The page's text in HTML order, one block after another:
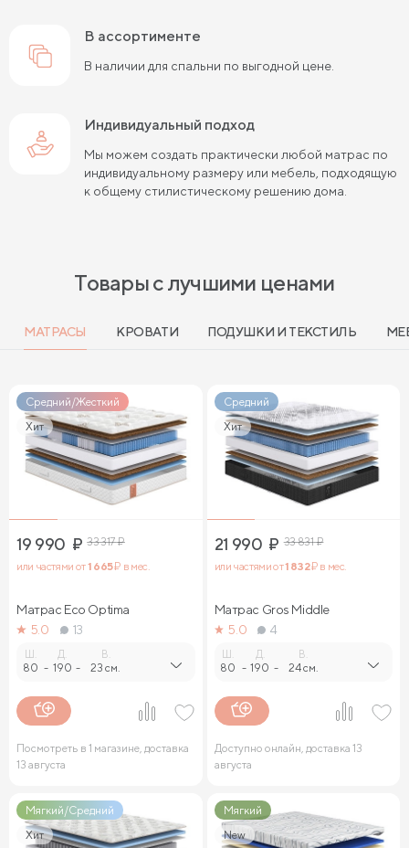
в ассортименте
В наличии для спальни по выгодной цене.
Индивидуальный подход
Мы можем создать практически любой матрас по
индивидуальному размеру или мебель, подходящую
к общему стилистическому решению дома.
Товары с лучшими ценами
МАТРАСЫ КРОВАТИ ПОДУШКИ И ТЕКСТИЛЬ
Средний/Жесткий
Хит
19 990 ₽ 33 317₽
или частями от1 665₽ в мес.
Матрас Eco Optima
5.0
13
80 -
Д.
190 -
В.
23 см.
Посмотреть в 1 магазине, доставка
13 августа
Средний
Хит
21 990 ₽ 33 831₽
или частями от1 832₽ в мес.
Матрас Gros Middle
5.0
4
80 -
Д.
190 -
В.
24 см.
Доступно онлайн, доставка 13
августа
Мягкий/Средний
Хит
Мягкий
New